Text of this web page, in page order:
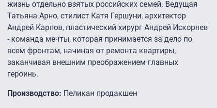
жизнь отдельно взятых российских семей. Ведущая
Татьяна Арно, стилист Катя Гершуни, архитектор
Андрей Карпов, пластический хирург Андрей Искорнев
- команда мечты, которая принимается за дело по
всем фронтам, начиная от ремонта квартиры,
заканчивая внешним преображением главных
героинь.
Производство: Пеликан продакшен